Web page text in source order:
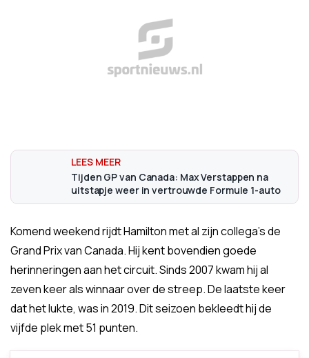
Tijden GP van Canada: Max Verstappen na
uitstapje weer in vertrouwde Formule 1-auto
Komend weekend rijdt Hamilton met al zijn collega's de
Grand Prix van Canada. Hij kent bovendien goede
herinneringen aan het circuit. Sinds 2007 kwam hij al
zeven keer als winnaar over de streep. De laatste keer
dat het lukte, was in 2019. Dit seizoen bekleedt hij de
vijfde plek met 51 punten.